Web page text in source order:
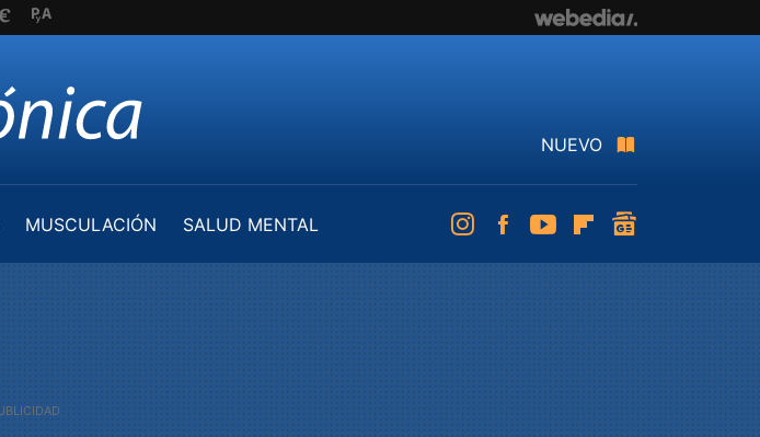
NUEVO
MUSCULACIÓN
SALUD MENTAL
InstagramFacebookYoutubeFlipboard